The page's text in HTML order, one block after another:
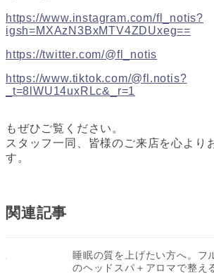
https://www.instagram.com/fl_notis?
igsh=MXAzN3BxMTV4ZDUxeg==
https://twitter.com/@fl_notis
https://www.tiktok.com/@fl.notis?
_t=8lWU14uxRLc&_r=1
もぜひご覧ください。
スタッフ一同、皆様のご来店を心より
す。
関連記事
睡眠の質を上げたい方へ。フ
のヘッドスパ＋アロマで整え